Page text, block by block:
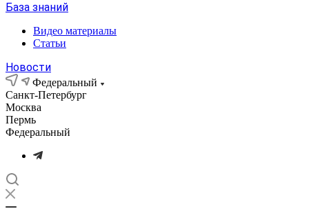
База знаний
Видео материалы
Статьи
Новости
Федеральный
Санкт-Петербург
Москва
Пермь
Федеральный